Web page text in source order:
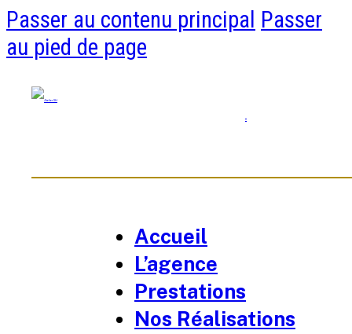
Passer au contenu principal Passer
au pied de page
0
Accueil
L’agence
Prestations
Nos Réalisations